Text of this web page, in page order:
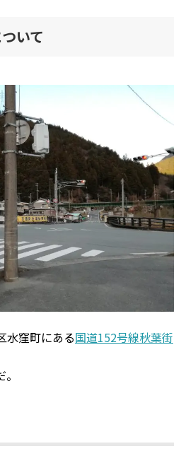
いて
水窪町にある国道152号線秋葉街